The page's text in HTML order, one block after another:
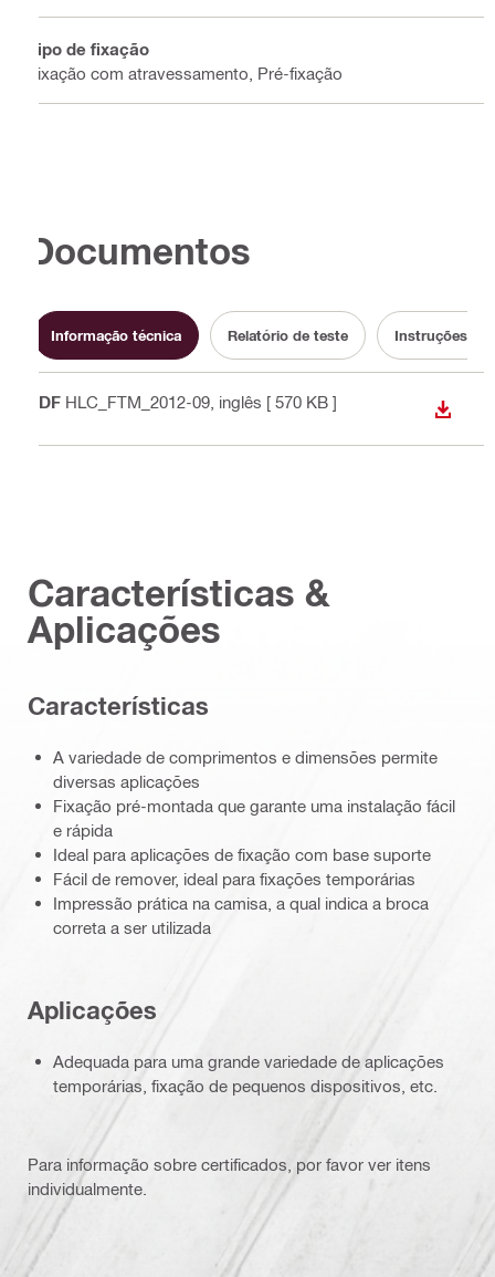
Tipo de fixação
Fixação com atravessamento, Pré-fixação
Documentos
Informação técnica Relatório de teste Instruções de
PDF HLC_FTM_2012-09 , inglês [ 570 KB ]
Características &
Aplicações
Características
A variedade de comprimentos e dimensões permite
diversas aplicações
Fixação pré-montada que garante uma instalação fácil
e rápida
Ideal para aplicações de fixação com base suporte
Fácil de remover, ideal para fixações temporárias
Impressão prática na camisa, a qual indica a broca
correta a ser utilizada
Aplicações
Adequada para uma grande variedade de aplicações
temporárias, fixação de pequenos dispositivos, etc.
Para informação sobre certificados, por favor ver itens
individualmente.